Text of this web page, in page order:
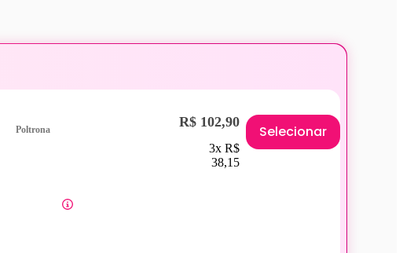
Poltrona R$ 102,90
3x R$
38,15
Selecionar